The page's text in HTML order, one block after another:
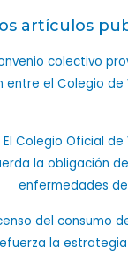
artículos
colectivo
entre el Colegio
El Colegio Oficial
la obligación
enfermedades
del consumo
la